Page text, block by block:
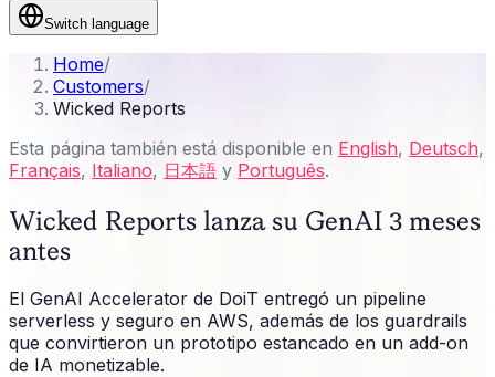
Switch language
Home/
Customers/
Wicked Reports
Esta página también está disponible en English, Deutsch,
Français, Italiano, 日本語 y Português.
Wicked Reports lanza su GenAI 3 meses
antes
El GenAI Accelerator de DoiT entregó un pipeline
serverless y seguro en AWS, además de los guardrails
que convirtieron un prototipo estancado en un add-on
de IA monetizable.